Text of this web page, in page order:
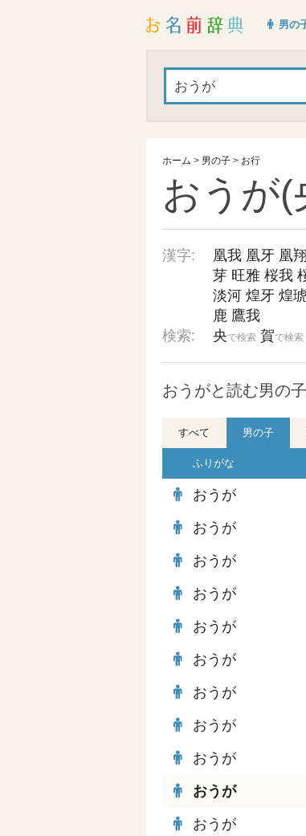
男の
ホーム > 男の子 > お行
おうが(
漢字: 凰我 凰牙 凰翔
芽 旺雅 桜我
淡河 煌牙 煌琥
鹿 鷹我
検索:
央で検索 賀で検索
おうがと読む男の
すべて 男の子
ふりがな
おうが
おうが
おうが
おうが
おうが
おうが
おうが
おうが
おうが
おうが
おうが